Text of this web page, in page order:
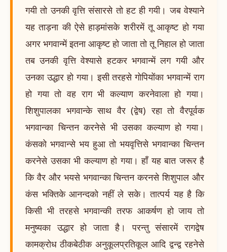
गयी तो उनकी वृत्ति संसारसे तो हट ही गयी। जब वेश्याने
यह ताड़ना की ऐसे हाड़मांसके शरीरमें तू आकृष्ट हो गया
अगर भगवान्में इतना आकृष्ट हो जाता तो तू निहाल हो जाता
तब उनकी वृत्ति वेश्यासे हटकर भगवान्में लग गयी और
उनका उद्धार हो गया। इसी तरहसे गोपियोंका भगवान्में राग
हो गया तो वह राग भी कल्याण करनेवाला हो गया।
शिशुपालका भगवान्के साथ वैर (द्वेष) रहा तो वैरपूर्वक
भगवान्का चिन्तन करनेसे भी उसका कल्याण हो गया।
कंसको भगवान्से भय हुआ तो भयवृत्तिसे भगवान्का चिन्तन
करनेसे उसका भी कल्याण हो गया। हाँ यह बात जरूर है
कि वैर और भयसे भगवान्का चिन्तन करनसे शिशुपाल और
कंस भक्तिके आनन्दको नहीं ले सके। तात्पर्य यह है कि
किसी भी तरहसे भगवान्की तरफ आकर्षण हो जाय तो
मनुष्यका उद्धार हो जाता है। परन्तु संसारमें रागद्वेष
कामक्रोध ठीकबेठीक अनुकूलप्रतिकूल आदि द्वन्द्व रहनेसे